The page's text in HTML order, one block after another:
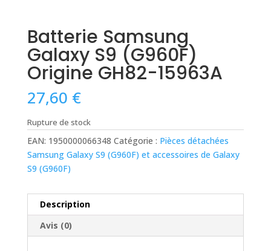
Batterie Samsung
Galaxy S9 (G960F)
Origine GH82-15963A
27,60 €
Rupture de stock
EAN: 1950000066348 Catégorie : Pièces détachées
Samsung Galaxy S9 (G960F) et accessoires de Galaxy
S9 (G960F)
Description
Avis (0)